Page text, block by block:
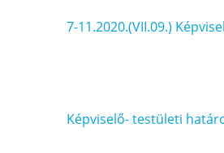
7-11.2020.(VII.09.)
Bejegyzés
Képviselő- testületi